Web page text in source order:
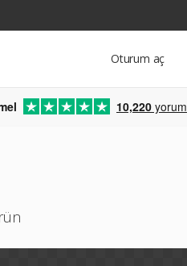
Oturum aç
10,220 yorum